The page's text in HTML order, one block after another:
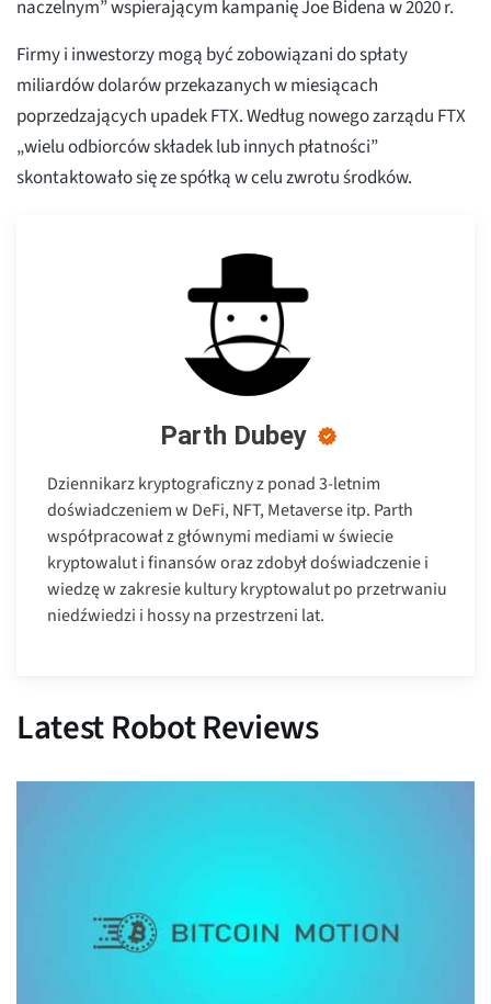
naczelnym” wspierającym kampanię Joe Bidena w 2020 r.
Firmy i inwestorzy mogą być zobowiązani do spłaty
miliardów dolarów przekazanych w miesiącach
poprzedzających upadek FTX. Według nowego zarządu FTX
„wielu odbiorców składek lub innych płatności”
skontaktowało się ze spółką w celu zwrotu środków.
Parth Dubey
Dziennikarz kryptograficzny z ponad 3-letnim
doświadczeniem w DeFi, NFT, Metaverse itp. Parth
współpracował z głównymi mediami w świecie
kryptowalut i finansów oraz zdobył doświadczenie i
wiedzę w zakresie kultury kryptowalut po przetrwaniu
niedźwiedzi i hossy na przestrzeni lat.
Latest Robot Reviews